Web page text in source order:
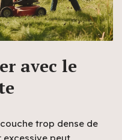
avec le
trop dense de